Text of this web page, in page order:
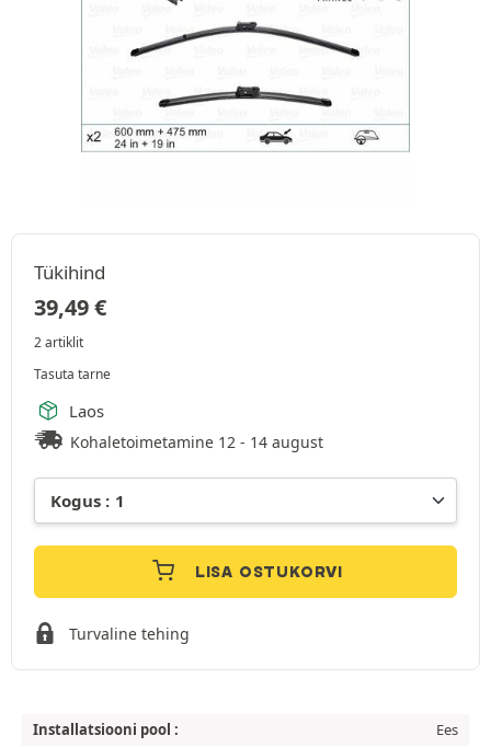
Tükihind
39,49€
2 artiklit
Tasuta tarne
Laos
Kohaletoimetamine 12 - 14 august
LISA OSTUKORVI
Turvaline tehing
Installatsiooni pool :
Ees